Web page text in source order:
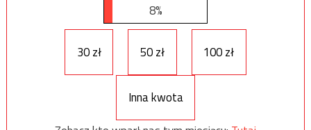
8%
30 zł 50 zł 100 zł
Inna kwota